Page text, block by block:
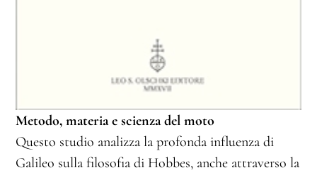
Metodo, materia e scienza del moto
Questo studio analizza la profonda influenza di
Galileo sulla filosofia di Hobbes, anche attraverso la